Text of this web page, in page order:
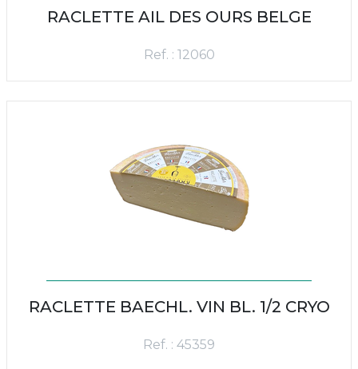
RACLETTE AIL DES OURS BELGE
Ref. : 12060
RACLETTE BAECHL. VIN BL. 1/2 CRYO
Ref. : 45359